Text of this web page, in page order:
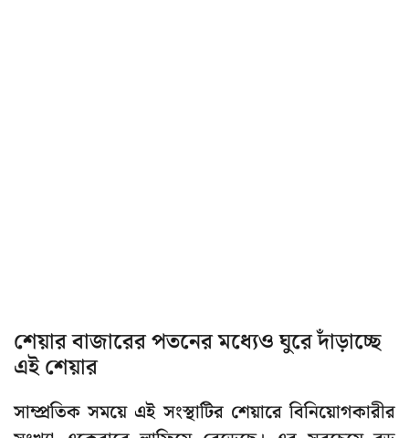
শেয়ার বাজারের পতনের মধ্যেও ঘুরে দাঁড়াচ্ছে
এই শেয়ার
সাম্প্রতিক সময়ে এই সংস্থাটির শেয়ারে বিনিয়োগকারীর